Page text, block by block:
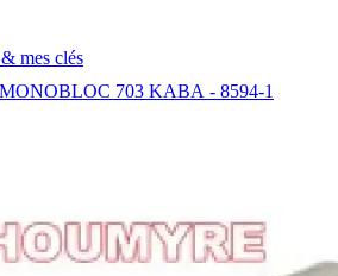
mes clés
703 KABA - 8594-1